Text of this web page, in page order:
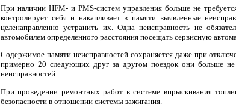
При наличии HFM- и PMS-систем управления больше не
контролирует себя и накапливает в памяти выявленные
целенаправленно устранить их. Одна неисправность не
автомобилем определенного расстояния посещать сервисную
Содержимое памяти неисправностей сохраняется даже при
примерно 20 следующих друг за другом поездок они больше
неисправностей.
При проведении ремонтных работ в системе впрыскивания
безопасности в отношении системы зажигания.